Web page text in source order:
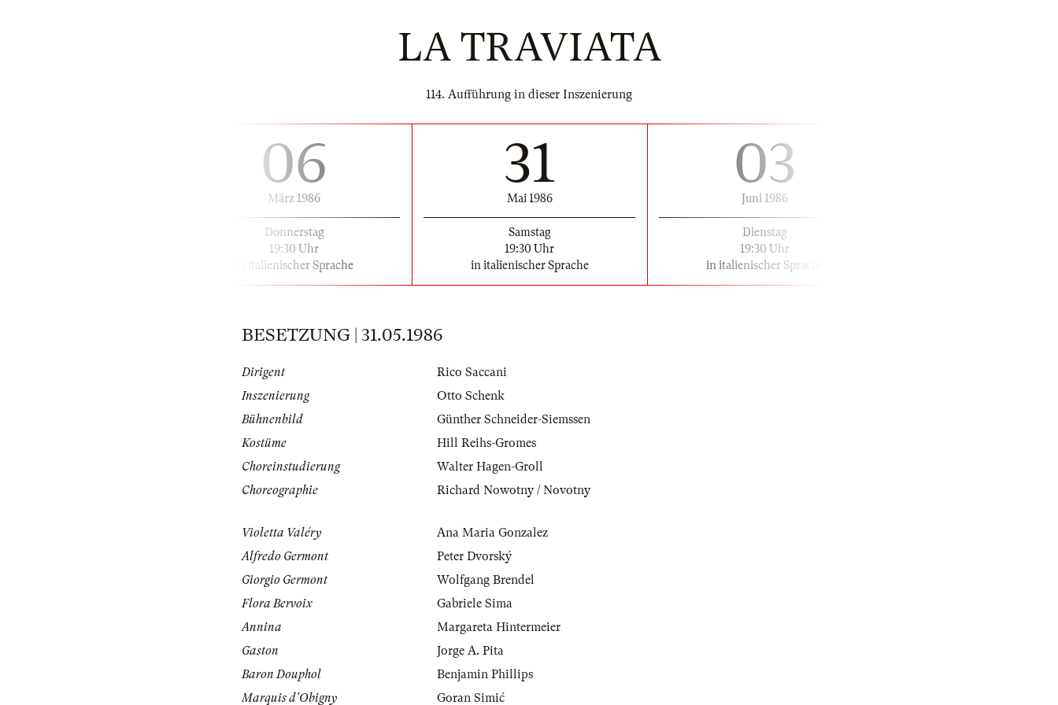
LA TRAVIATA
114. Aufführung in dieser Inszenierung
06
März 1986
Donnerstag
19:30 Uhr
in italienischer Sprache
31
Mai 1986
Samstag
19:30 Uhr
in italienischer Sprache
03
Juni 1986
Dienstag
19:30 Uhr
in italienischer Sprache
BESETZUNG | 31.05.1986
Dirigent
Rico Saccani
Inszenierung
Otto Schenk
Bühnenbild
Günther Schneider-Siemssen
Kostüme
Hill Reihs-Gromes
Choreinstudierung
Walter Hagen-Groll
Choreographie
Richard Nowotny / Novotny
Violetta Valéry
Ana Maria Gonzalez
Alfredo Germont
Peter Dvorský
Giorgio Germont
Wolfgang Brendel
Flora Bervoix
Gabriele Sima
Annina
Margareta Hintermeier
Gaston
Jorge A. Pita
Baron Douphol
Benjamin Phillips
Marquis d'Obigny
Goran Simić